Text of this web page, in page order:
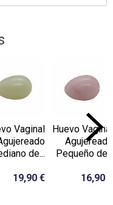
Vaginal
de...
19,90 €
Huevo Vaginal
Agujereado
Pequeño de...
16,90 €